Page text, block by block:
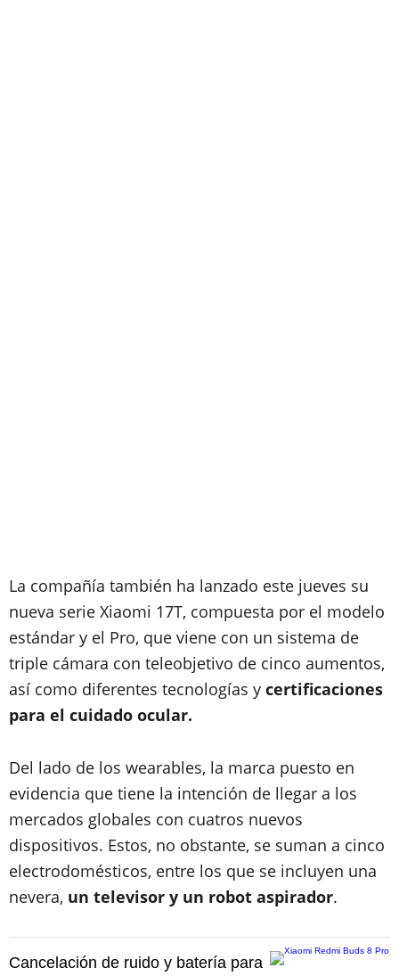
La compañía también ha lanzado este jueves su
nueva serie Xiaomi 17T, compuesta por el modelo
estándar y el Pro, que viene con un sistema de
triple cámara con teleobjetivo de cinco aumentos,
así como diferentes tecnologías y certificaciones
para el cuidado ocular.
Del lado de los wearables, la marca puesto en
evidencia que tiene la intención de llegar a los
mercados globales con cuatros nuevos
dispositivos. Estos, no obstante, se suman a cinco
electrodomésticos, entre los que se incluyen una
nevera, un televisor y un robot aspirador.
Cancelación de ruido y batería para